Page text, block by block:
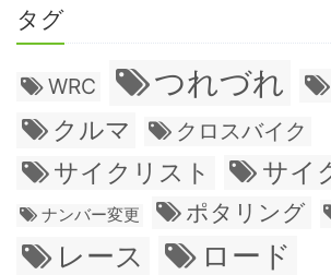
タグ
WRC つれづれ
クルマ クロスバイク
サイクリスト サイ
ナンバー変更 ポタリング
レース
ロード